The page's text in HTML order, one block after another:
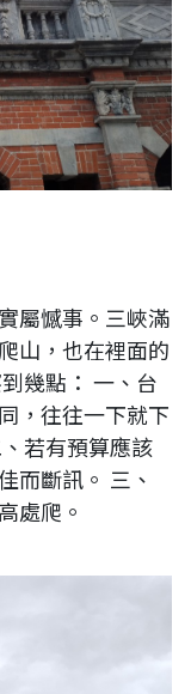
屬憾事。三峽滿
山，也在裡面的
幾點： 一、台
，往往一下就下
若有預算應該
而斷訊。 三、
處爬。